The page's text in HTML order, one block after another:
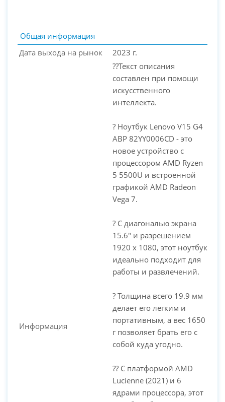
Общая информация
Дата выхода на рынок
2023 г.
Информация
??Текст описания
составлен при помощи
искусственного
интеллекта.
? Ноутбук Lenovo V15 G4
ABP 82YY0006CD - это
новое устройство с
процессором AMD Ryzen
5 5500U и встроенной
графикой AMD Radeon
Vega 7.
? С диагональю экрана
15.6" и разрешением
1920 x 1080, этот ноутбук
идеально подходит для
работы и развлечений.
? Толщина всего 19.9 мм
делает его легким и
портативным, а вес 1650
г позволяет брать его с
собой куда угодно.
?? С платформой AMD
Lucienne (2021) и 6
ядрами процессора, этот